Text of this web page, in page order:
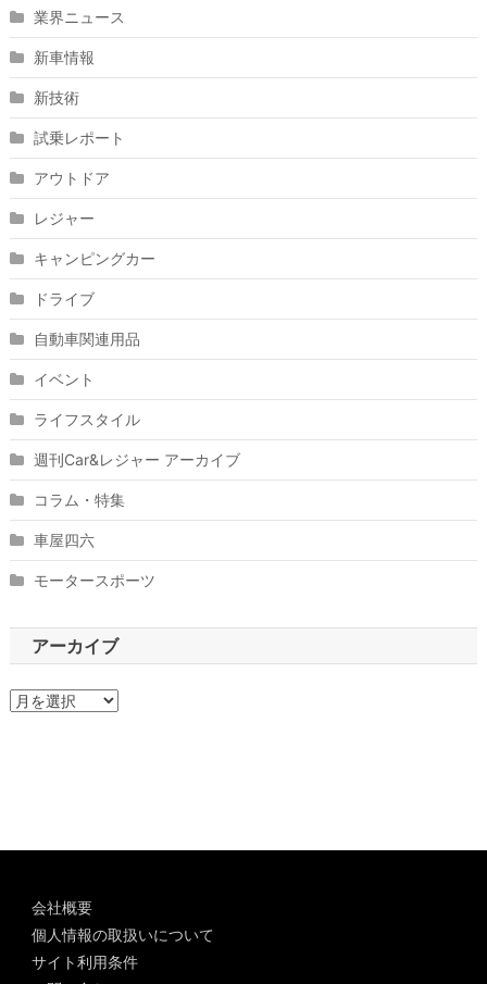
業界ニュース
新車情報
新技術
試乗レポート
アウトドア
レジャー
キャンピングカー
ドライブ
自動車関連用品
イベント
ライフスタイル
週刊Car&レジャー アーカイブ
コラム・特集
車屋四六
モータースポーツ
アーカイブ
ア
会社概要
個人情報の取扱いについて
サイト利用条件